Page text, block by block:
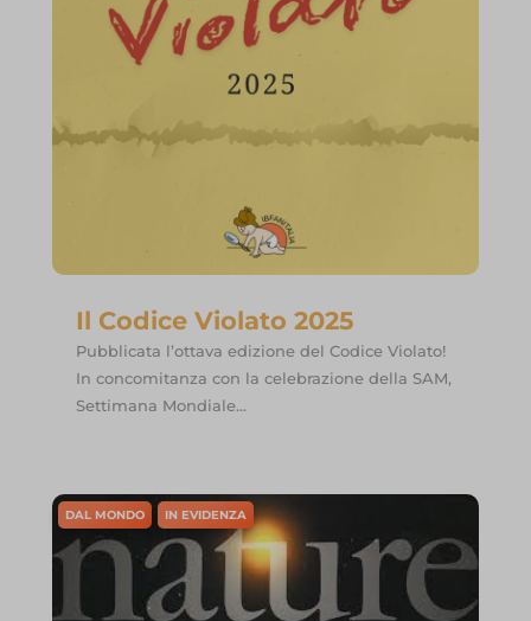
Il Codice Violato 2025
Pubblicata l’ottava edizione del Codice Violato!
In concomitanza con la celebrazione della SAM,
Settimana Mondiale...
DAL MONDO IN EVIDENZA